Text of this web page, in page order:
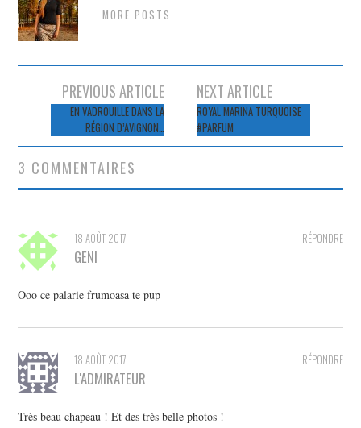
MORE POSTS
Navigation
articles
PREVIOUS ARTICLE
EN VADROUILLE DANS LA
RÉGION D’AVIGNON…
NEXT ARTICLE
ROYAL MARINA TURQUOISE
#PARFUM
3 COMMENTAIRES
RÉPONDRE
18 AOÛT 2017
GENI
Ooo ce palarie frumoasa te pup
RÉPONDRE
18 AOÛT 2017
L'ADMIRATEUR
Très beau chapeau ! Et des très belle photos !